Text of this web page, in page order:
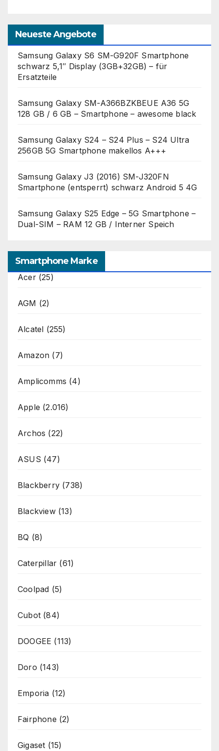
Neueste Angebote
Samsung Galaxy S6 SM-G920F Smartphone
schwarz 5,1″ Display (3GB+32GB) – für
Ersatzteile
Samsung Galaxy SM-A366BZKBEUE A36 5G
128 GB / 6 GB – Smartphone – awesome black
Samsung Galaxy S24 – S24 Plus – S24 Ultra
256GB 5G Smartphone makellos A+++
Samsung Galaxy J3 (2016) SM-J320FN
Smartphone (entsperrt) schwarz Android 5 4G
Samsung Galaxy S25 Edge – 5G Smartphone –
Dual-SIM – RAM 12 GB / Interner Speich
Smartphone Marke
Acer(25)
AGM (2)
Alcatel (255)
Amazon (7)
Amplicomms (4)
Apple (2.016)
Archos (22)
ASUS (47)
Blackberry (738)
Blackview(13)
BQ (8)
Caterpillar (61)
Coolpad (5)
Cubot (84)
DOOGEE (113)
Doro (143)
Emporia (12)
Fairphone (2)
Gigaset (15)